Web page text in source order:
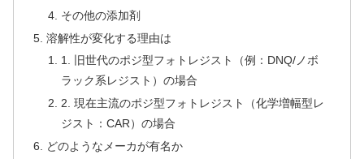
その他の添加剤
溶解性が変化する理由は
1. 旧世代のポジ型フォトレジスト（例：DNQ/ノボ
ラック系レジスト）の場合
2. 現在主流のポジ型フォトレジスト（化学増幅型レ
ジスト：CAR）の場合
どのようなメーカが有名か